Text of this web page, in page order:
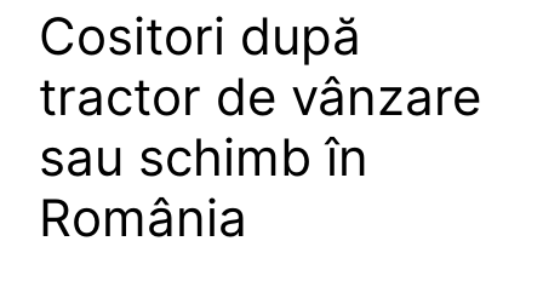
Cositori după
tractor de vânzare
sau schimb în
România